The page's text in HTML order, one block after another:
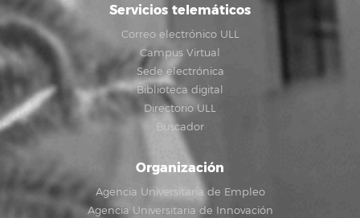
Servicios telemáticos
Correo electrónico ULL
Campus Virtual
Sede electrónica
Biblioteca digital
Directorio ULL
Buscador
Organización
Agencia Universitaria de Empleo
Agencia Universitaria de Innovación